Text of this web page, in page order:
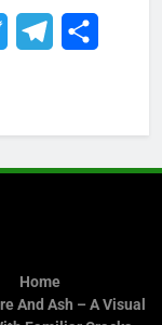
Twitter Telegram
Home
And Ash – A Visual